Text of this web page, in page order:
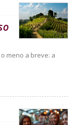
meno a breve: a